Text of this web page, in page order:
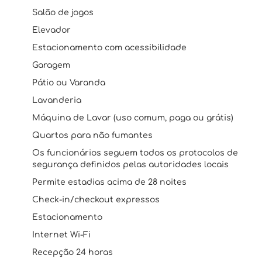
Salão de jogos
Elevador
Estacionamento com acessibilidade
Garagem
Pátio ou Varanda
Lavanderia
Máquina de Lavar (uso comum, paga ou grátis)
Quartos para não fumantes
Os funcionários seguem todos os protocolos de
segurança definidos pelas autoridades locais
Permite estadias acima de 28 noites
Check-in/checkout expressos
Estacionamento
Internet Wi-Fi
Recepção 24 horas